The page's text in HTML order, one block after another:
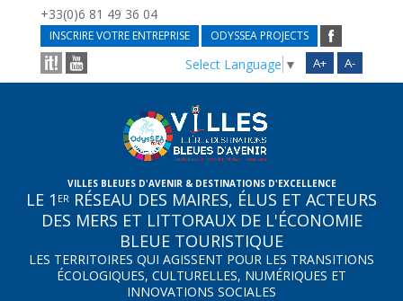
+33(0)6 81 49 36 04
INSCRIRE VOTRE ENTREPRISE ODYSSEA PROJECTS
A+ A-
Select Language ▼
VILLES BLEUES D'AVENIR & DESTINATIONS D'EXCELLENCE
LE 1 ER RÉSEAU DES MAIRES, ÉLUS ET ACTEURS
DES MERS ET LITTORAUX DE L'ÉCONOMIE
BLEUE TOURISTIQUE
LES TERRITOIRES QUI AGISSENT POUR LES TRANSITIONS
ÉCOLOGIQUES, CULTURELLES, NUMÉRIQUES ET
INNOVATIONS SOCIALES